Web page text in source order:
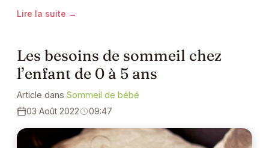
Lire la suite →
Les besoins de sommeil chez
l’enfant de 0 à 5 ans
Article dans Sommeil de bébé
03 Août 2022
09:47